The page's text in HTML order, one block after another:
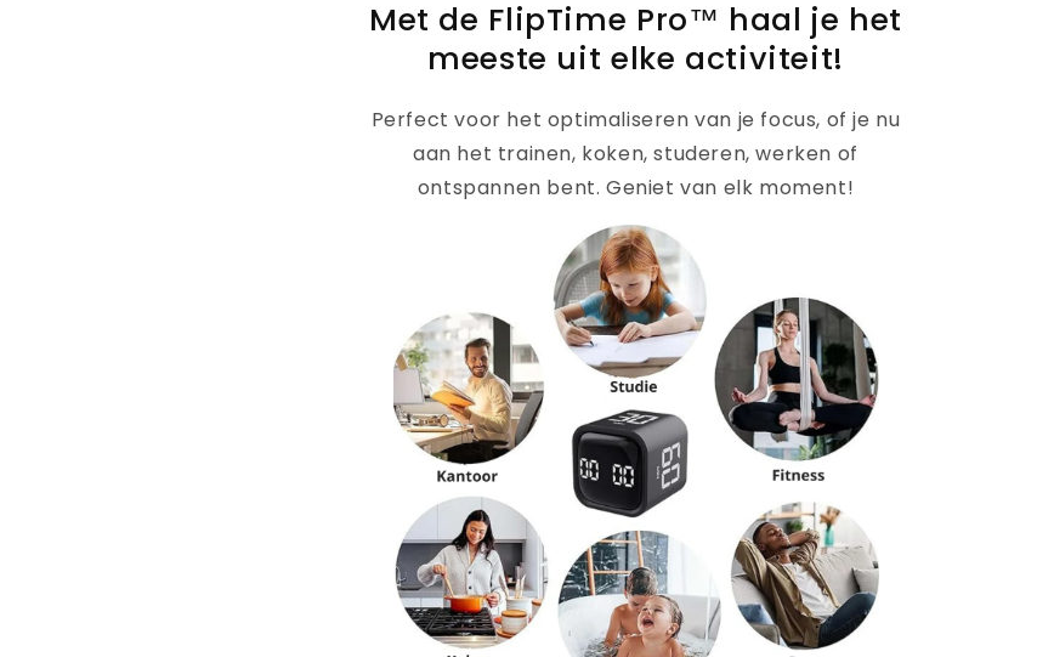
Met de FlipTime Pro™ haal je het
meeste uit elke activiteit!
Perfect voor het optimaliseren van je focus, of je nu
aan het trainen, koken, studeren, werken of
ontspannen bent. Geniet van elk moment!